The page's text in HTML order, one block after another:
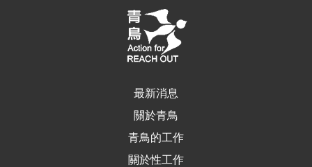
最新消息
關於青鳥
青鳥的工作
關於性工作